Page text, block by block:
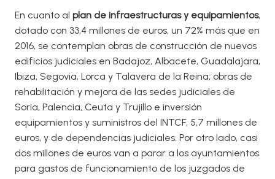
En cuanto al plan de infraestructuras y equipamientos,
dotado con 33,4 millones de euros, un 72% más que en
2016, se contemplan obras de construcción de nuevos
edificios judiciales en Badajoz, Albacete, Guadalajara,
Ibiza, Segovia, Lorca y Talavera de la Reina; obras de
rehabilitación y mejora de las sedes judiciales de
Soria, Palencia, Ceuta y Trujillo e inversión
equipamientos y suministros del INTCF, 5,7 millones de
euros, y de dependencias judiciales. Por otro lado, casi
dos millones de euros van a parar a los ayuntamientos
para gastos de funcionamiento de los juzgados de